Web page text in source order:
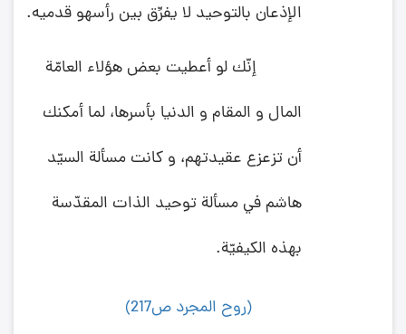
الإذعان بالتوحيد لا يفرِّق بين رأسهو قدميه.
إنّك لو أعطيت بعض هؤلاء العامّة
المال و المقام و الدنيا بأسرها، لما أمكنك
أن تزعزع عقيدتهم، و كانت مسألة السيّد
هاشم في مسألة توحيد الذات المقدّسة
بهذه الكيفيّة.
(روح المجرد ص217)